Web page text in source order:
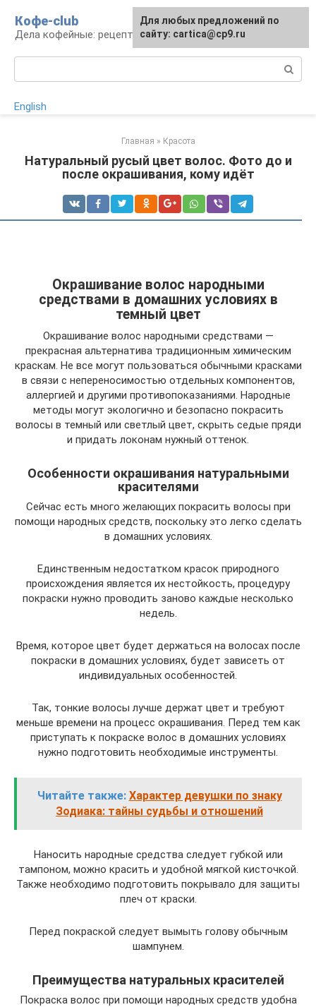
контенту
Кофе-club
Дела кофейные: рецепты и приготовление
English
Главная » Красота
Натуральный русый цвет волос. Фото до и
после окрашивания, кому идёт
Окрашивание волос народными
средствами в домашних условиях в
темный цвет
Окрашивание волос народными средствами —
прекрасная альтернатива традиционным химическим
краскам. Не все могут пользоваться обычными красками
в связи с непереносимостью отдельных компонентов,
аллергией и другими противопоказаниями. Народные
методы могут экологично и безопасно покрасить
волосы в темный или светлый цвет, скрыть седые пряди
и придать локонам нужный оттенок.
Особенности окрашивания натуральными
красителями
Сейчас есть много желающих покрасить волосы при
помощи народных средств, поскольку это легко сделать
в домашних условиях.
Единственным недостатком красок природного
происхождения является их нестойкость, процедуру
покраски нужно проводить заново каждые несколько
недель.
Время, которое цвет будет держаться на волосах после
покраски в домашних условиях, будет зависеть от
индивидуальных особенностей.
Так, тонкие волосы лучше держат цвет и требуют
меньше времени на процесс окрашивания. Перед тем как
приступать к покраске волос в домашних условиях
нужно подготовить необходимые инструменты.
Читайте также: Характер девушки по знаку
Зодиака: тайны судьбы и отношений
Наносить народные средства следует губкой или
тампоном, можно красить и удобной мягкой кисточкой.
Также необходимо подготовить покрывало для защиты
плеч от краски.
Перед покраской следует вымыть голову обычным
шампунем.
Преимущества натуральных красителей
Покраска волос при помощи народных средств удобна
Для любых предложений по
сайту: cartica@cp9.ru